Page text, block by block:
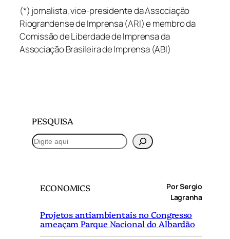
(*) jornalista, vice-presidente da Associação
Riograndense de Imprensa (ARI) e membro da
Comissão de Liberdade de Imprensa da
Associação Brasileira de Imprensa (ABI)
PESQUISA
P
e
ECONOMICS
Por Sergio
Lagranha
Projetos antiambientais no Congresso
ameaçam Parque Nacional do Albardão